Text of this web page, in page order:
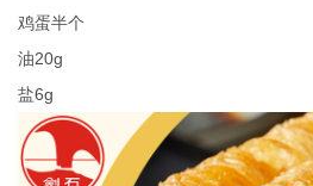
鸡蛋半个
油20g
盐6g